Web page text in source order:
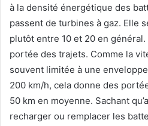
à la densité énergétique des
passent de turbines à gaz. Elle
plutôt entre 10 et 20 en général.
portée des trajets. Comme la
souvent limitée à une
200 km/h, cela donne des
50 km en moyenne. Sachant
recharger ou remplacer les